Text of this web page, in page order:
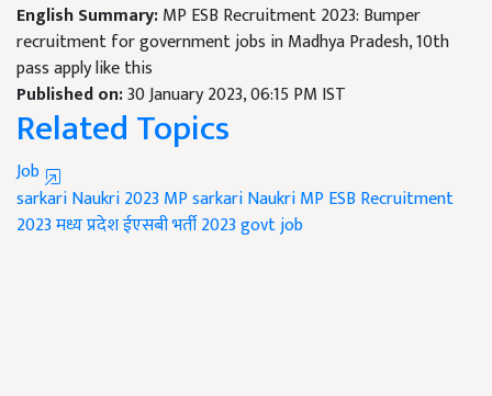
English Summary:MP ESB Recruitment 2023: Bumper
recruitment for government jobs in Madhya Pradesh, 10th
pass apply like this
Published on:30 January 2023, 06:15 PM IST
Related Topics
Job
sarkari Naukri 2023 MP sarkari NaukriMP ESB Recruitment
2023मध्य प्रदेश ईएसबी भर्ती 2023govt job